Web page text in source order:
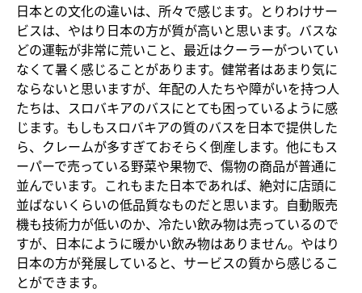
日本との文化の違いは、所々で感じます。とりわけサー
ビスは、やはり日本の方が質が高いと思います。バスな
どの運転が非常に荒いこと、最近はクーラーがついてい
なくて暑く感じることがあります。健常者はあまり気に
ならないと思いますが、年配の人たちや障がいを持つ人
たちは、スロバキアのバスにとても困っているように感
じます。もしもスロバキアの質のバスを日本で提供した
ら、クレームが多すぎておそらく倒産します。他にもス
ーパーで売っている野菜や果物で、傷物の商品が普通に
並んでいます。これもまた日本であれば、絶対に店頭に
並ばないくらいの低品質なものだと思います。自動販売
機も技術力が低いのか、冷たい飲み物は売っているので
すが、日本にように暖かい飲み物はありません。やはり
日本の方が発展していると、サービスの質から感じるこ
とができます。